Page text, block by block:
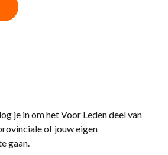
je in om het Voor Leden deel van
of jouw eigen
gaan.